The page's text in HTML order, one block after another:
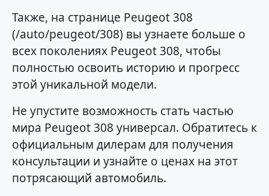
Также, на странице Peugeot 308
(/auto/peugeot/308) вы узнаете больше о
всех поколениях Peugeot 308, чтобы
полностью освоить историю и прогресс
этой уникальной модели.
Не упустите возможность стать частью
мира Peugeot 308 универсал. Обратитесь к
официальным дилерам для получения
консультации и узнайте о ценах на этот
потрясающий автомобиль.